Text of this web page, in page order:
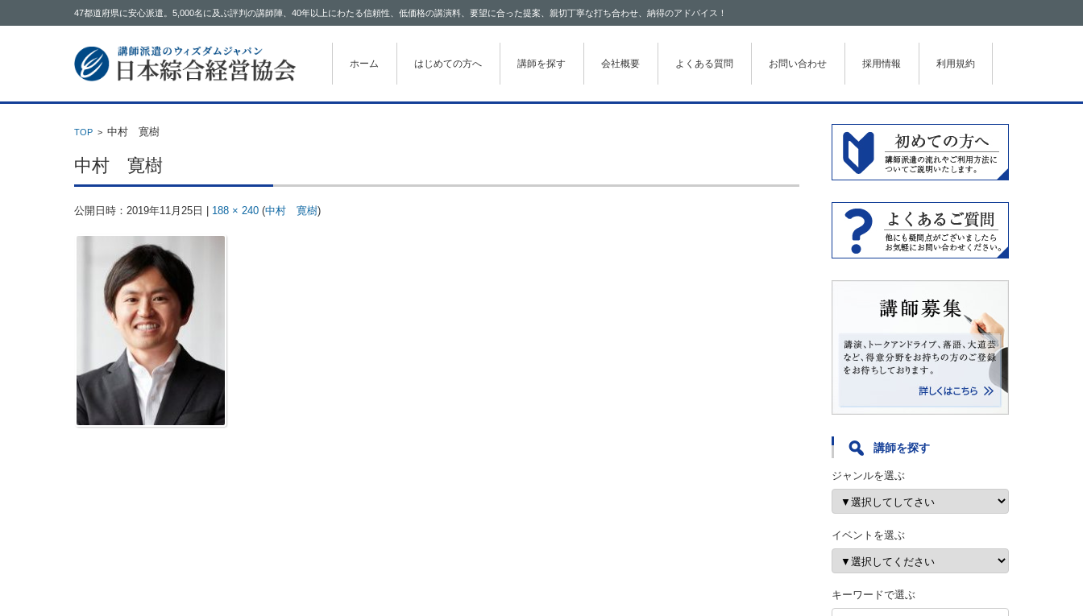
47都道府県に安心派遣。5,000名に及ぶ評判の講師陣、40年以上にわたる信頼性、低価格の講演料、要望に合った提案、親切丁寧な打ち合わせ、納得のアドバイス！
コンテンツに移動
ホーム はじめての方へ 講師を探す 会社概要 よくある質問 お問い合わせ 採用情報 利用規約
TOP > 中村 寛樹
中村 寛樹
公開日時： 2019年11月25日 188 × 240 (中村 寛樹)
講師を探す
ジャンルを選ぶ
イベントを選ぶ
キーワードで選ぶ